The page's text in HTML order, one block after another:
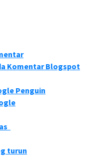
Komentar Blogspot
Penguin
turun